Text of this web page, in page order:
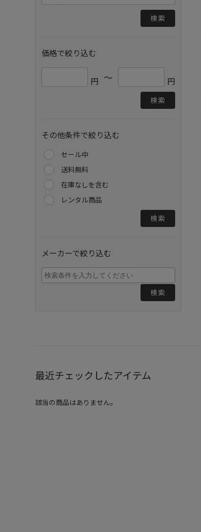
検索
価格で絞り込む
円 ～ 円
検索
その他条件で絞り込む
セール中
送料無料
在庫なしを含む
レンタル商品
検索
メーカーで絞り込む
検索
最近チェックしたアイテム
該当の商品はありません。